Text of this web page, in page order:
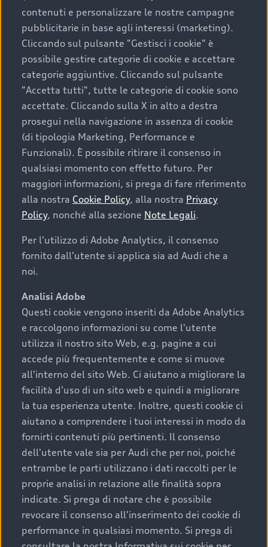
un’auto usata Audi
Scegliere un’auto usata è una decisione che coniuga
convenienza, affidabilità e sostenibilità. Per fare un
acquisto sicuro, è essenziale considerare aspetti
determinanti come la garanzia inclusa e l’affidabilità del
marchio. Audi offre l’auto usata perfetta tramite Audi
Prima Scelta :plus
Cosa sapere prima di
acquistare la tua prossima
auto
I requisiti fondamentali da considerare prima di
acquistare un’auto usata, oltre al prezzo e all'aspetto,
chilometraggio: un valore contenuto corrisponde a
uno stato migliore del veicolo e a una maggiore
durata nel tempo;
cronologia dei tagliandi: una documentazione
completa della vettura certifica una manutenzione
costante e accurata;
condizioni della carrozzeria e degli interni: una
buona conservazione evidenzia cura e attenzione del
precedente proprietario;
efficienza meccanica: motore, trasmissione e
componenti principali in ottimo stato garantiscono
prestazioni affidabili e sicure.
Acquistare un’auto usata in una Concessionaria ufficiale
Audi che offre l’usato garantito tramite Audi Prima
contenuti e personalizzare le nostre campagne
pubblicitarie in base agli interessi (marketing).
Cliccando sul pulsante "Gestisci i cookie" è
possibile gestire categorie di cookie e accettare
categorie aggiuntive. Cliccando sul pulsante
"Accetta tutti", tutte le categorie di cookie sono
accettate. Cliccando sulla X in alto a destra
prosegui nella navigazione in assenza di cookie
(di tipologia Marketing, Performance e
Funzionali). È possibile ritirare il consenso in
qualsiasi momento con effetto futuro. Per
maggiori informazioni, si prega di fare riferimento
alla nostra Cookie Policy, alla nostra Privacy
Policy, nonché alla sezione Note Legali.
Per l'utilizzo di Adobe Analytics, il consenso
fornito dall'utente si applica sia ad Audi che a
noi.
Analisi Adobe
Questi cookie vengono inseriti da Adobe Analytics
e raccolgono informazioni su come l'utente
utilizza il nostro sito Web, e.g. pagine a cui
accede più frequentemente e come si muove
all'interno del sito Web. Ci aiutano a migliorare la
facilità d'uso di un sito web e quindi a migliorare
la tua esperienza utente. Inoltre, questi cookie ci
aiutano a comprendere i tuoi interessi in modo da
fornirti contenuti più pertinenti. Il consenso
dell'utente vale sia per Audi che per noi, poiché
entrambe le parti utilizzano i dati raccolti per le
proprie analisi in relazione alle finalità sopra
indicate. Si prega di notare che è possibile
revocare il consenso all'inserimento dei cookie di
performance in qualsiasi momento. Si prega di